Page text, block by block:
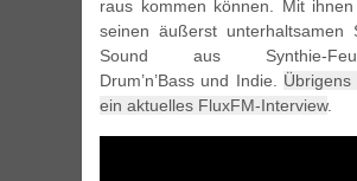
raus kommen können. Mit
seinen äußerst unterhaltsamen
Sound aus Synthie-
Drum’n’Bass und Indie. Übrigens
ein aktuelles FluxFM-Interview.